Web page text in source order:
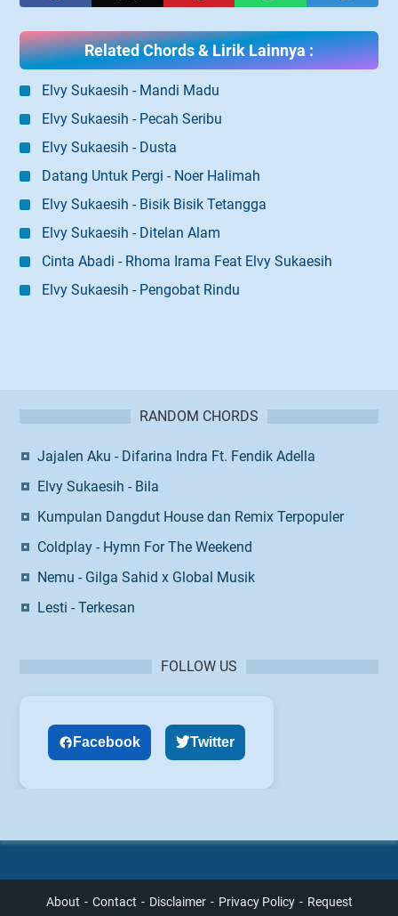
Related Chords & Lirik Lainnya :
Elvy Sukaesih - Mandi Madu
Elvy Sukaesih - Pecah Seribu
Elvy Sukaesih - Dusta
Datang Untuk Pergi - Noer Halimah
Elvy Sukaesih - Bisik Bisik Tetangga
Elvy Sukaesih - Ditelan Alam
Cinta Abadi - Rhoma Irama Feat Elvy Sukaesih
Elvy Sukaesih - Pengobat Rindu
RANDOM CHORDS
Jajalen Aku - Difarina Indra Ft. Fendik Adella
Elvy Sukaesih - Bila
Kumpulan Dangdut House dan Remix Terpopuler
Coldplay - Hymn For The Weekend
Nemu - Gilga Sahid x Global Musik
Lesti - Terkesan
FOLLOW US
Facebook Twitter
About Contact Disclaimer Privacy Policy Request